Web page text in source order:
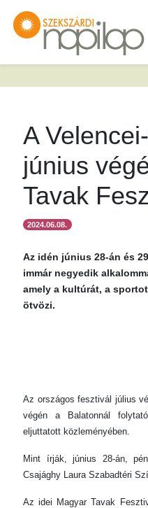
A
június
Tavak
2024.06.08.
Az idén június 28-án és
immár negyedik
amely a kultúrát, a
ötvözi.
Az országos fesztivál július
végén a Balatonnál
eljuttatott közleményében.
Mint írják, június 28-án,
Csajághy Laura Szabadtéri
Az idei Magyar Tavak